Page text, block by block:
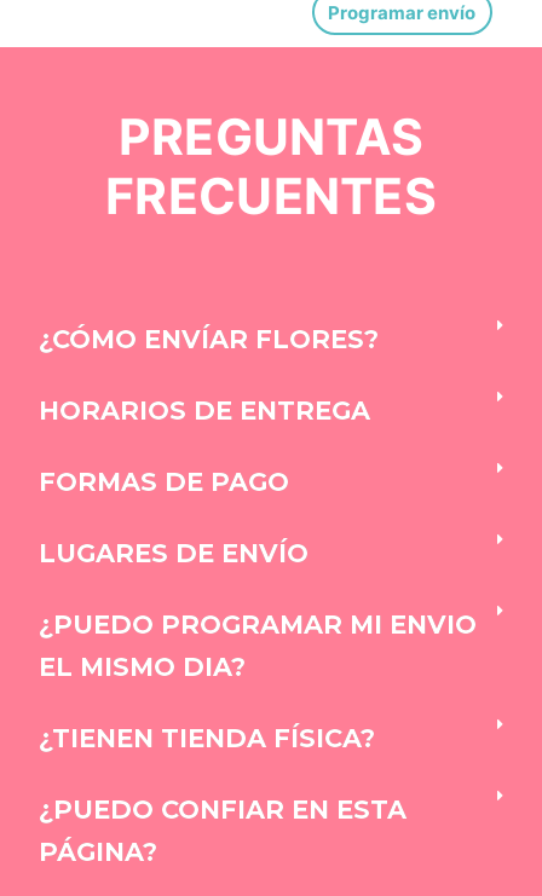
Programar envío
PREGUNTAS
FRECUENTES
¿CÓMO ENVÍAR FLORES?
HORARIOS DE ENTREGA
FORMAS DE PAGO
LUGARES DE ENVÍO
¿PUEDO PROGRAMAR MI ENVIO
EL MISMO DIA?
¿TIENEN TIENDA FÍSICA?
¿PUEDO CONFIAR EN ESTA
PÁGINA?